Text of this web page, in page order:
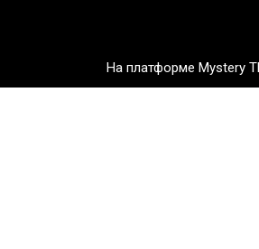
На платформе Mystery